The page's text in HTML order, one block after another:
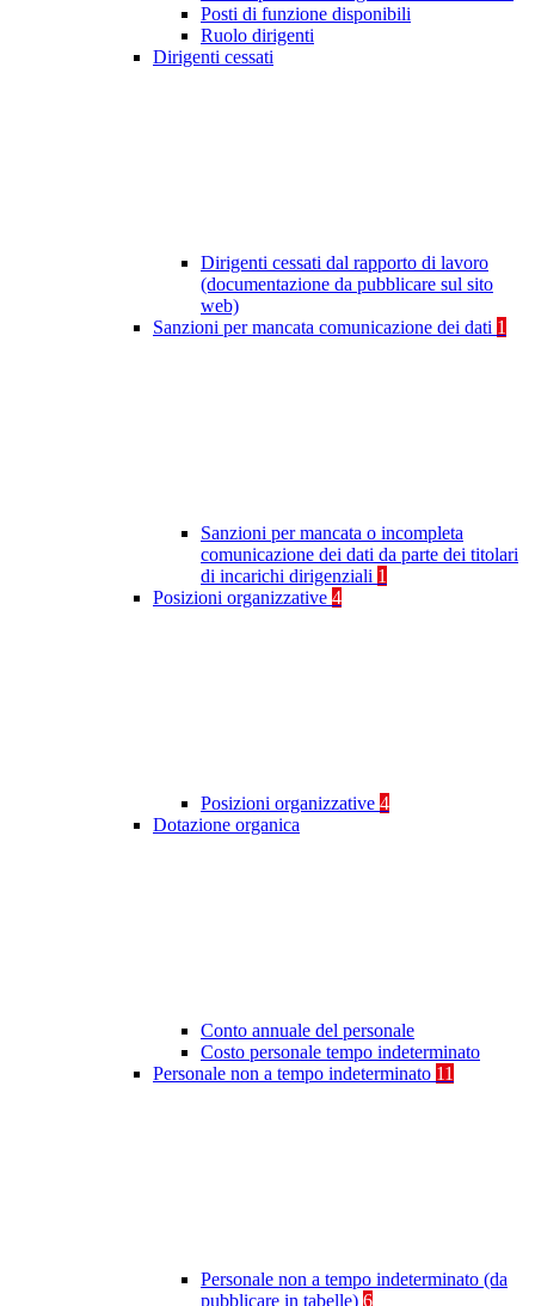
Posti di funzione disponibili
Ruolo dirigenti
Dirigenti cessati
Dirigenti cessati dal rapporto di lavoro
(documentazione da pubblicare sul sito
web)
Sanzioni per mancata comunicazione dei dati 1
Sanzioni per mancata o incompleta
comunicazione dei dati da parte dei titolari
di incarichi dirigenziali 1
Posizioni organizzative 4
Posizioni organizzative 4
Dotazione organica
Conto annuale del personale
Costo personale tempo indeterminato
Personale non a tempo indeterminato 11
Personale non a tempo indeterminato (da
pubblicare in tabelle) 6